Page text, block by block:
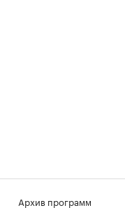
Архив программ